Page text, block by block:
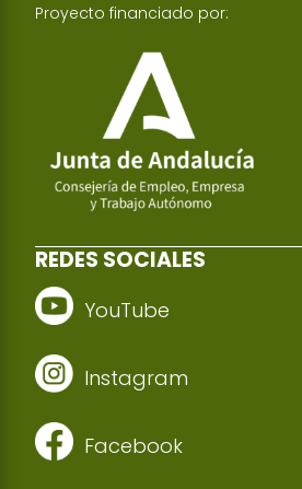
Proyecto financiado por:
REDES SOCIALES
YouTube
Instagram
Facebook